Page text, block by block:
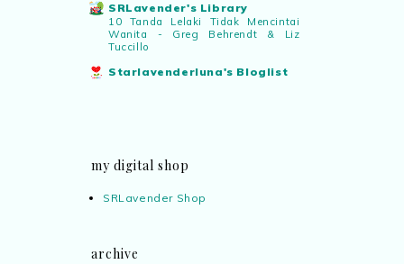
SRLavender's Library
10 Tanda Lelaki Tidak Mencintai
Wanita - Greg Behrendt & Liz
Tuccillo
Starlavenderluna's Bloglist
my digital shop
SRLavender Shop
archive